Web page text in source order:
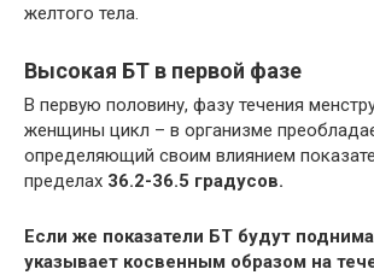
желтого тела.
Высокая БТ в первой фазе
В первую половину, фазу течения
женщины цикл – в организме
определяющий своим влиянием
пределах 36.2-36.5 градусов.
Если же показатели БТ будут
указывает косвенным образом на